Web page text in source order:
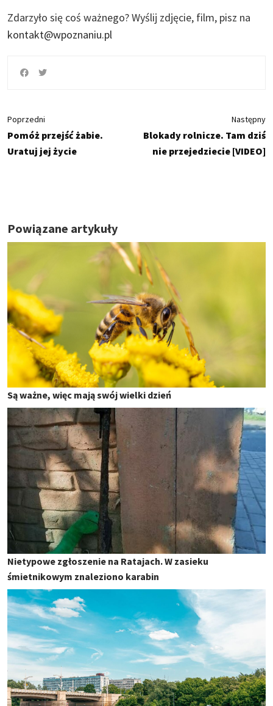
Zdarzyło się coś ważnego?Wyślij zdjęcie, film, pisz na
kontakt@wpoznaniu.pl
Poprzedni
Pomóż przejść żabie.
Uratuj jej życie
Następny
Blokady rolnicze. Tam dziś
nie przejedziecie [VIDEO]
Powiązane artykuły
Są ważne, więc mają swój wielki dzień
Nietypowe zgłoszenie na Ratajach. W zasieku
śmietnikowym znaleziono karabin